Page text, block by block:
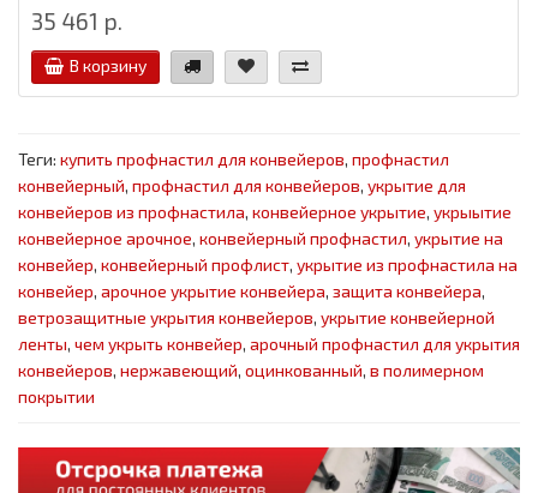
35 461 р.
В корзину
Теги: купить профнастил для конвейеров, профнастил
конвейерный, профнастил для конвейеров, укрытие для
конвейеров из профнастила, конвейерное укрытие, укрыытие
конвейерное арочное, конвейерный профнастил, укрытие на
конвейер, конвейерный профлист, укрытие из профнастила на
конвейер, арочное укрытие конвейера, защита конвейера,
ветрозащитные укрытия конвейеров, укрытие конвейерной
ленты, чем укрыть конвейер, арочный профнастил для укрытия
конвейеров, нержавеющий, оцинкованный, в полимерном
покрытии